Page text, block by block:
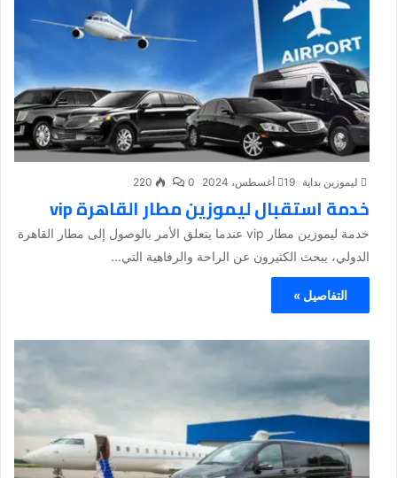
ليموزين بداية 19 أغسطس، 2024 0
220
خدمة استقبال ليموزين مطار القاهرة vip
خدمة ليموزين مطار vip عندما يتعلق الأمر بالوصول إلى مطار القاهرة
الدولي، يبحث الكثيرون عن الراحة والرفاهية التي...
التفاصيل »